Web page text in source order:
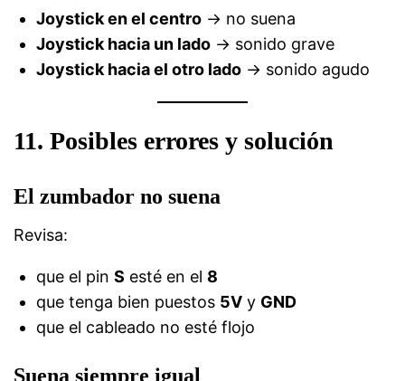
Joystick en el centro → no suena
Joystick hacia un lado → sonido grave
Joystick hacia el otro lado → sonido agudo
11. Posibles errores y solución
El zumbador no suena
Revisa:
que el pin S esté en el 8
que tenga bien puestos 5V y GND
que el cableado no esté flojo
Suena siempre igual